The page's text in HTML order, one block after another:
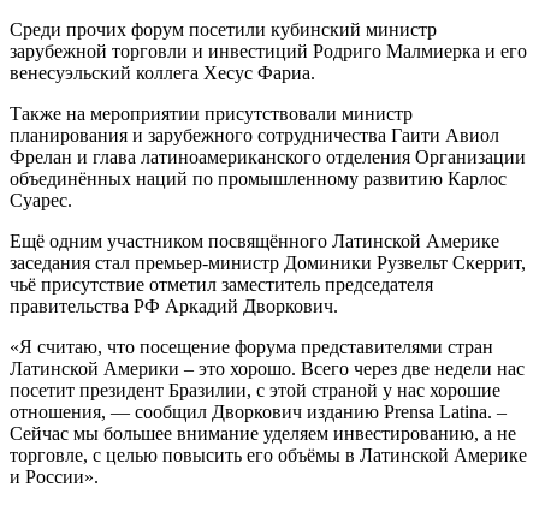
Среди прочих форум посетили кубинский министр
зарубежной торговли и инвестиций Родриго Малмиерка и его
венесуэльский коллега Хесус Фариа.
Также на мероприятии присутствовали министр
планирования и зарубежного сотрудничества Гаити Авиол
Фрелан и глава латиноамериканского отделения Организации
объединённых наций по промышленному развитию Карлос
Суарес.
Ещё одним участником посвящённого Латинской Америке
заседания стал премьер-министр Доминики Рузвельт Скеррит,
чьё присутствие отметил заместитель председателя
правительства РФ Аркадий Дворкович.
«Я считаю, что посещение форума представителями стран
Латинской Америки – это хорошо. Всего через две недели нас
посетит президент Бразилии, с этой страной у нас хорошие
отношения, — сообщил Дворкович изданию Prensa Latina. –
Сейчас мы большее внимание уделяем инвестированию, а не
торговле, с целью повысить его объёмы в Латинской Америке
и России».